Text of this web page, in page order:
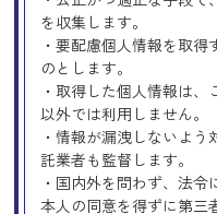
を収集します。
・要配慮個人情報を取
のとします。
・取得した個人情報は
以外では利用しません。
・情報が漏洩しないよ
託業者も監督します。
・国内外を問わず、法
本人の同意を得ずに第三